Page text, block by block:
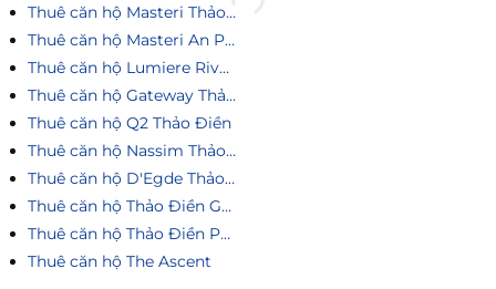
Thuê căn hộ Masteri Thảo Điền
Thuê căn hộ Masteri An Phú
Thuê căn hộ Lumiere Riverside
Thuê căn hộ Gateway Thảo Điền
Thuê căn hộ Q2 Thảo Điền
Thuê căn hộ Nassim Thảo Điền
Thuê căn hộ D'Egde Thảo Điền
Thuê căn hộ Thảo Điền Green
Thuê căn hộ Thảo Điền Pearl
Thuê căn hộ The Ascent